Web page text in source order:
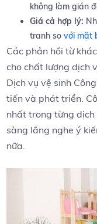
không⁢ làm gián
Giá cả hợp lý:
‌tranh ⁤so‌với mặt
Các ⁤phản hồi từ
⁣cho ‍chất lượng ​dịch
Dịch vụ vệ sinh
tiến và phát ⁣triển.
nhất trong từng
sàng lắng nghe ý
nữa.